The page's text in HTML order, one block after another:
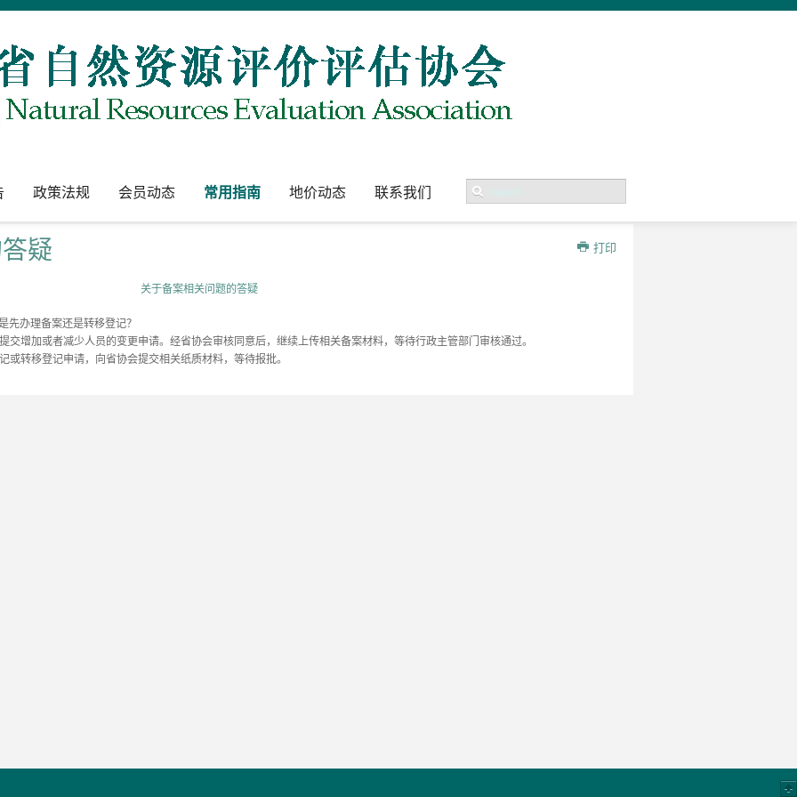
政策法规 会员动态 常用指南 地价动态 联系我们
打印
疑
关于备案相关问题的答疑
先办理备案还是转移登记？
交增加或者减少人员的变更申请。经省协会审核同意后，继续上传相关备案材料，等待行政主管部门审核通过。
或转移登记申请，向省协会提交相关纸质材料，等待报批。